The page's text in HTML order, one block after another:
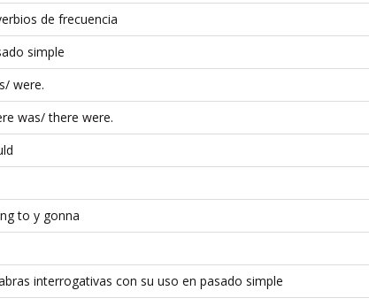
de frecuencia
simple
were.
was/ there were.
to y gonna
interrogativas con su uso en pasado simple